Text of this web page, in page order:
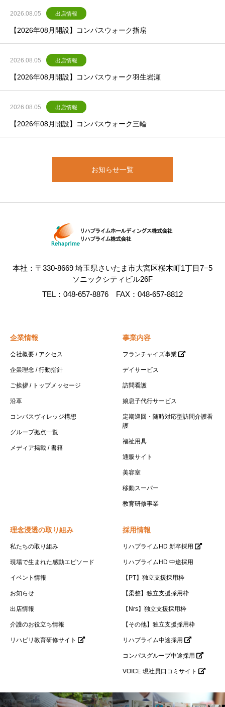
2026.08.05 出店情報
【2026年08月開設】コンパスウォーク指扇
2026.08.05 出店情報
【2026年08月開設】コンパスウォーク羽生岩瀬
2026.08.05 出店情報
【2026年08月開設】コンパスウォーク三輪
お知らせ一覧
本社：〒330-8669 埼玉県さいたま市大宮区桜木町1丁目7−5
ソニックシティビル26F
TEL：048-657-8876 FAX：048-657-8812
企業情報
会社概要 / アクセス
企業理念 / 行動指針
ご挨拶 / トップメッセージ
沿革
コンパスヴィレッジ構想
グループ拠点一覧
メディア掲載 / 書籍
事業内容
フランチャイズ事業
デイサービス
訪問看護
娘息子代行サービス
定期巡回・随時対応型訪問介護看
護
福祉用具
通販サイト
美容室
移動スーパー
教育研修事業
理念浸透の取り組み
私たちの取り組み
現場で生まれた感動エピソード
イベント情報
お知らせ
出店情報
介護のお役立ち情報
リハビリ教育研修サイト
採用情報
リハプライムHD 新卒採用
リハプライムHD 中途採用
【PT】独立支援採用枠
【柔整】独立支援採用枠
【Nrs】独立支援採用枠
【その他】独立支援採用枠
リハプライム中途採用
コンパスグループ中途採用
VOICE 現社員口コミサイト